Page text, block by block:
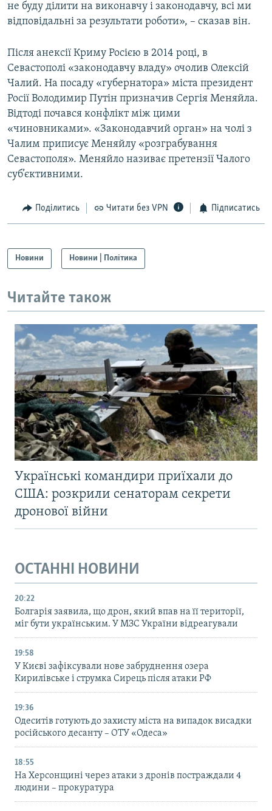
Усі сайти RFE/RL
не буду ділити на виконавчу і законодавчу, всі ми
відповідальні за результати роботи», – сказав він.
Після анексії Криму Росією в 2014 році, в
Севастополі «законодавчу владу» очолив Олексій
Чалий. На посаду «губернатора» міста президент
Росії Володимир Путін призначив Сергія Меняйла.
Відтоді почався конфлікт між цими
«чиновниками». «Законодавчий орган» на чолі з
Чалим приписує Меняйлу «розграбування
Севастополя». Меняйло називає претензії Чалого
суб’єктивними.
Поділитись Читати без VPN Підписатись
Новини Новини | Політика
Читайте також
Українські командири приїхали до
США: розкрили сенаторам секрети
дронової війни
ОСТАННІ НОВИНИ
20:22
Болгарія заявила, що дрон, який впав на її території,
міг бути українським. У МЗС України відреагували
19:58
У Києві зафіксували нове забруднення озера
Кирилівське і струмка Сирець після атаки РФ
19:36
Одеситів готують до захисту міста на випадок висадки
російського десанту – ОТУ «Одеса»
18:55
На Херсонщині через атаки з дронів постраждали 4
людини – прокуратура